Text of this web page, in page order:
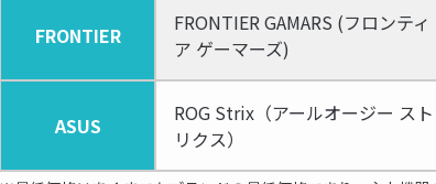
FRONTIER
FRONTIER GAMARS (フロンティ
ア ゲーマーズ)
ASUS
ROG Strix（アールオージー スト
リクス）